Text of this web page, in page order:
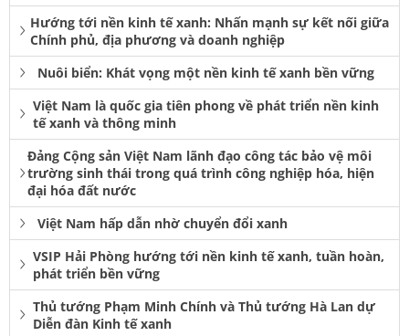
Hướng tới nền kinh tế xanh: Nhấn mạnh sự kết nối giữa
Chính phủ, địa phương và doanh nghiệp
Nuôi biển: Khát vọng một nền kinh tế xanh bền vững
Việt Nam là quốc gia tiên phong về phát triển nền kinh
tế xanh và thông minh
Đảng Cộng sản Việt Nam lãnh đạo công tác bảo vệ môi
trường sinh thái trong quá trình công nghiệp hóa, hiện
đại hóa đất nước
Việt Nam hấp dẫn nhờ chuyển đổi xanh
VSIP Hải Phòng hướng tới nền kinh tế xanh, tuần hoàn,
phát triển bền vững
Thủ tướng Phạm Minh Chính và Thủ tướng Hà Lan dự
Diễn đàn Kinh tế xanh